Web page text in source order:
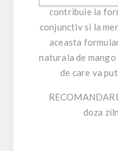
contribuie la
conjunctiv si la
aceasta
naturala de
de care va
doza